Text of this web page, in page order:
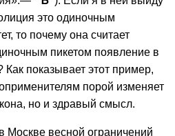
это одиночным
то почему она считает
пикетом появление в
Как показывает этот пример,
порой изменяет
но и здравый смысл.
Москве весной ограничений